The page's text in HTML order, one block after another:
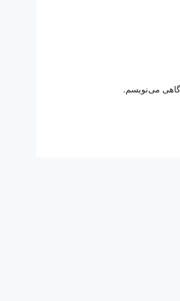
می‌نویسم.